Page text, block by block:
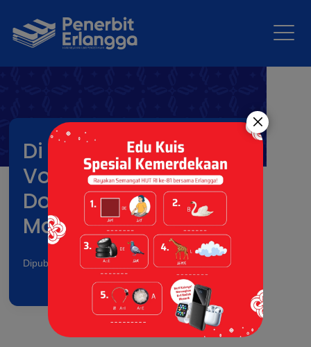
Di Balik Panggung
Voice Fest: Gugup,
Doa, dan Keberanian
Mahasiswa
Dipublikasikan pada: 12 Feb 2026